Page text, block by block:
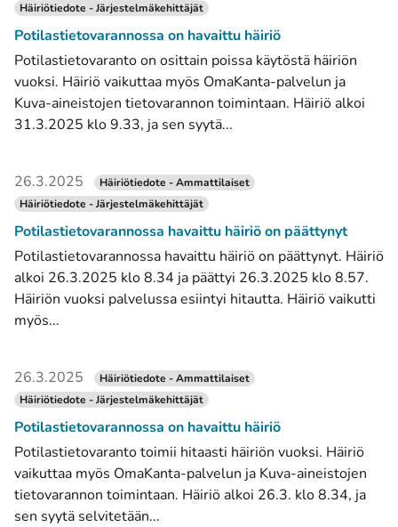
Häiriötiedote - Järjestelmäkehittäjät
Potilastietovarannossa on havaittu häiriö
Potilastietovaranto on osittain poissa käytöstä häiriön
vuoksi. Häiriö vaikuttaa myös OmaKanta-palvelun ja
Kuva-aineistojen tietovarannon toimintaan. Häiriö alkoi
31.3.2025 klo 9.33, ja sen syytä...
26.3.2025
Häiriötiedote - Ammattilaiset
Häiriötiedote - Järjestelmäkehittäjät
Potilastietovarannossa havaittu häiriö on päättynyt
Potilastietovarannossa havaittu häiriö on päättynyt. Häiriö
alkoi 26.3.2025 klo 8.34 ja päättyi 26.3.2025 klo 8.57.
Häiriön vuoksi palvelussa esiintyi hitautta. Häiriö vaikutti
myös...
26.3.2025
Häiriötiedote - Ammattilaiset
Häiriötiedote - Järjestelmäkehittäjät
Potilastietovarannossa on havaittu häiriö
Potilastietovaranto toimii hitaasti häiriön vuoksi. Häiriö
vaikuttaa myös OmaKanta-palvelun ja Kuva-aineistojen
tietovarannon toimintaan. Häiriö alkoi 26.3. klo 8.34, ja
sen syytä selvitetään...